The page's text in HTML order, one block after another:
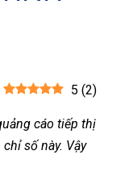
5 (2)
cáo tiếp thị
số này. Vậy